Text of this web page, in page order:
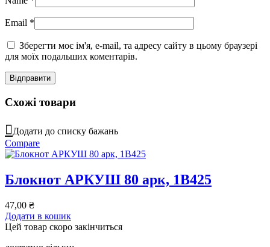
Email *
Зберегти моє ім'я, e-mail, та адресу сайту в цьому браузері
для моїх подальших коментарів.
Схожі товари
Додати до списку бажань
Compare
Блокнот АРКУШ 80 арк, 1В425
47,00 ₴
Додати в кошик
Цей товар скоро закінчиться